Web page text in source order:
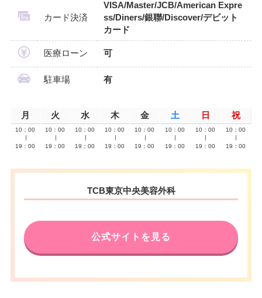
カード決済
VISA/Master/JCB/American Expre
ss/Diners/銀聯/Discover/デビット
カード
医療ローン 可
駐車場 有
月 火 水 木 金 土 日 祝
10：00
19：00
10：00
19：00
10：00
19：00
10：00
19：00
10：00
19：00
10：00
19：00
10：00
19：00
10：00
19：00
TCB東京中央美容外科
公式サイトを見る